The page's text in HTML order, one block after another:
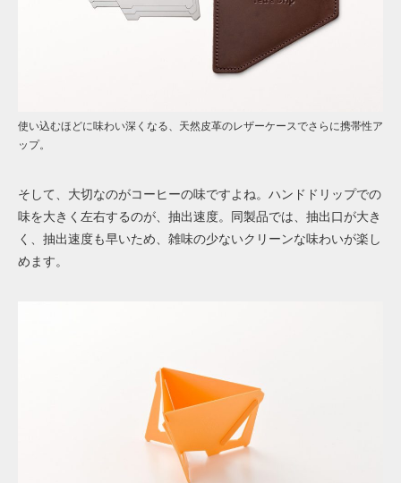
使い込むほどに味わい深くなる、天然皮革のレザーケースでさらに携帯性ア
ップ。
そして、大切なのがコーヒーの味ですよね。ハンドドリップでの
味を大きく左右するのが、抽出速度。同製品では、抽出口が大き
く、抽出速度も早いため、雑味の少ないクリーンな味わいが楽し
めます。